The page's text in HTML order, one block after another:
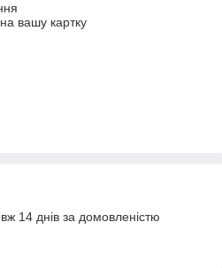
вашу картку
14 днів за домовленістю